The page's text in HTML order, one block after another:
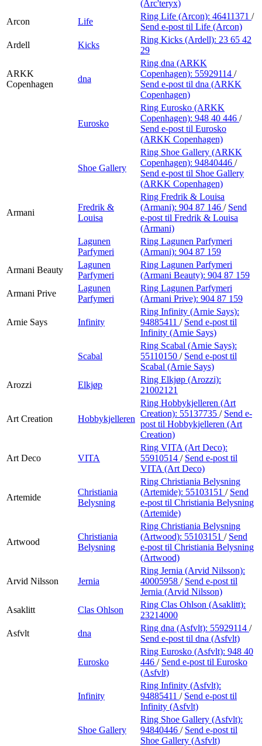
(Arc'teryx)
Arcon
Life
Ring Life (Arcon): 46411371 /
Send e-post til Life (Arcon)
Ardell
Kicks
Ring Kicks (Ardell): 23 65 42
29
ARKK
Copenhagen
dna
Ring dna (ARKK
Copenhagen): 55929114 /
Send e-post til dna (ARKK
Copenhagen)
Eurosko
Ring Eurosko (ARKK
Copenhagen): 948 40 446 /
Send e-post til Eurosko
(ARKK Copenhagen)
Shoe Gallery
Ring Shoe Gallery (ARKK
Copenhagen): 94840446 /
Send e-post til Shoe Gallery
(ARKK Copenhagen)
Armani
Fredrik &
Louisa
Ring Fredrik & Louisa
(Armani): 904 87 146 / Send
e-post til Fredrik & Louisa
(Armani)
Lagunen
Parfymeri
Ring Lagunen Parfymeri
(Armani): 904 87 159
Armani Beauty
Lagunen
Parfymeri
Ring Lagunen Parfymeri
(Armani Beauty): 904 87 159
Armani Prive
Lagunen
Parfymeri
Ring Lagunen Parfymeri
(Armani Prive): 904 87 159
Arnie Says Infinity
Ring Infinity (Arnie Says):
94885411 / Send e-post til
Infinity (Arnie Says)
Scabal
Ring Scabal (Arnie Says):
55110150 / Send e-post til
Scabal (Arnie Says)
Arozzi
Elkjøp
Ring Elkjøp (Arozzi):
21002121
Art Creation Hobbykjelleren
Ring Hobbykjelleren (Art
Creation): 55137735 / Send e-
post til Hobbykjelleren (Art
Creation)
Art Deco VITA
Ring VITA (Art Deco):
55910514 / Send e-post til
VITA (Art Deco)
Artemide
Christiania
Belysning
Ring Christiania Belysning
(Artemide): 55103151 / Send
e-post til Christiania Belysning
(Artemide)
Artwood
Christiania
Belysning
Ring Christiania Belysning
(Artwood): 55103151 / Send
e-post til Christiania Belysning
(Artwood)
Arvid Nilsson Jernia
Ring Jernia (Arvid Nilsson):
40005958 / Send e-post til
Jernia (Arvid Nilsson)
Asaklitt
Clas Ohlson
Ring Clas Ohlson (Asaklitt):
23214000
Asfvlt
dna
Ring dna (Asfvlt): 55929114 /
Send e-post til dna (Asfvlt)
Eurosko
Ring Eurosko (Asfvlt): 948 40
446 / Send e-post til Eurosko
(Asfvlt)
Infinity
Ring Infinity (Asfvlt):
94885411 / Send e-post til
Infinity (Asfvlt)
Shoe Gallery
Ring Shoe Gallery (Asfvlt):
94840446 / Send e-post til
Shoe Gallery (Asfvlt)